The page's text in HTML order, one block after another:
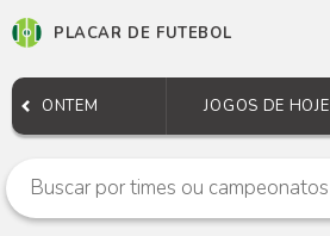
PLACAR DE FUTEBOL
ONTEM JOGOS DE HOJE